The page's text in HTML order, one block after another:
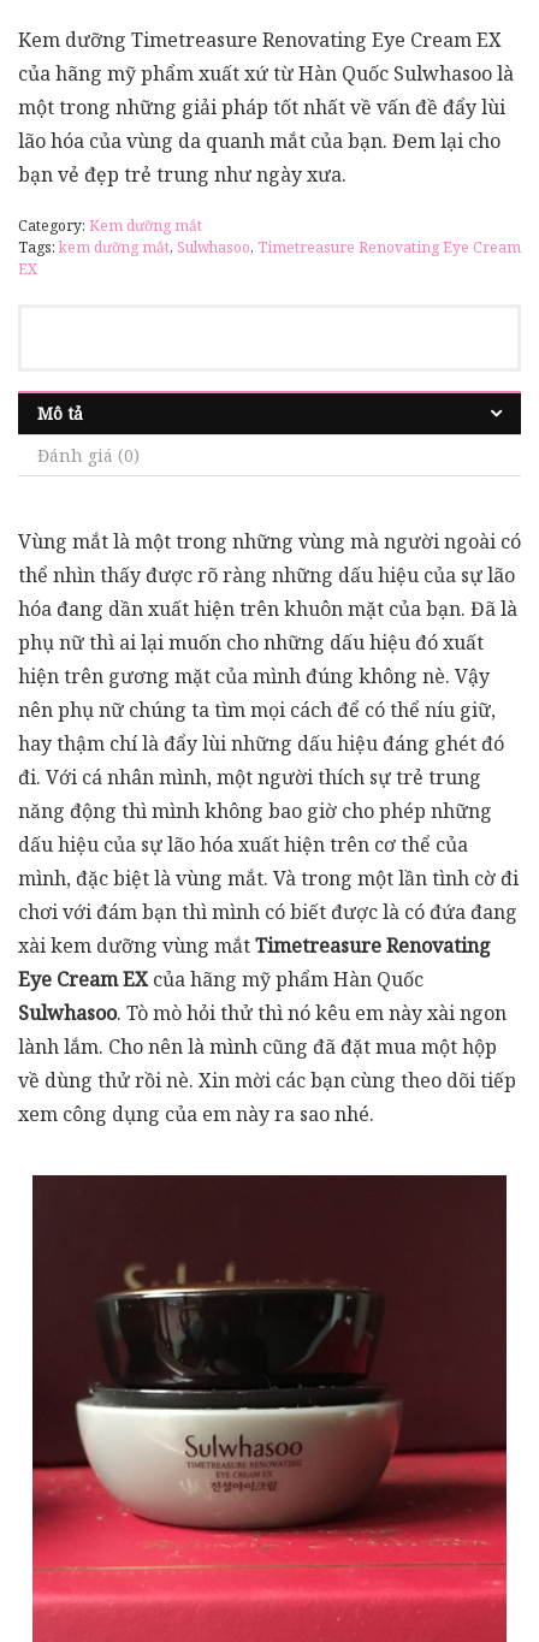
Kem dưỡng Timetreasure Renovating Eye Cream EX
của hãng mỹ phẩm xuất xứ từ Hàn Quốc Sulwhasoo là
một trong những giải pháp tốt nhất về vấn đề đẩy lùi
lão hóa của vùng da quanh mắt của bạn. Đem lại cho
bạn vẻ đẹp trẻ trung như ngày xưa.
Category: Kem dưỡng mắt
Tags:kem dưỡng mắt, Sulwhasoo, Timetreasure Renovating Eye Cream
EX
Mô tả
Đánh giá (0)
Vùng mắt là một trong những vùng mà người ngoài có
thể nhìn thấy được rõ ràng những dấu hiệu của sự lão
hóa đang dần xuất hiện trên khuôn mặt của bạn. Đã là
phụ nữ thì ai lại muốn cho những dấu hiệu đó xuất
hiện trên gương mặt của mình đúng không nè. Vậy
nên phụ nữ chúng ta tìm mọi cách để có thể níu giữ,
hay thậm chí là đẩy lùi những dấu hiệu đáng ghét đó
đi. Với cá nhân mình, một người thích sự trẻ trung
năng động thì mình không bao giờ cho phép những
dấu hiệu của sự lão hóa xuất hiện trên cơ thể của
mình, đặc biệt là vùng mắt. Và trong một lần tình cờ đi
chơi với đám bạn thì mình có biết được là có đứa đang
xài kem dưỡng vùng mắtTimetreasure Renovating
Eye Cream EX của hãng mỹ phẩm Hàn Quốc
Sulwhasoo. Tò mò hỏi thử thì nó kêu em này xài ngon
lành lắm. Cho nên là mình cũng đã đặt mua một hộp
về dùng thử rồi nè. Xin mời các bạn cùng theo dõi tiếp
xem công dụng của em này ra sao nhé.